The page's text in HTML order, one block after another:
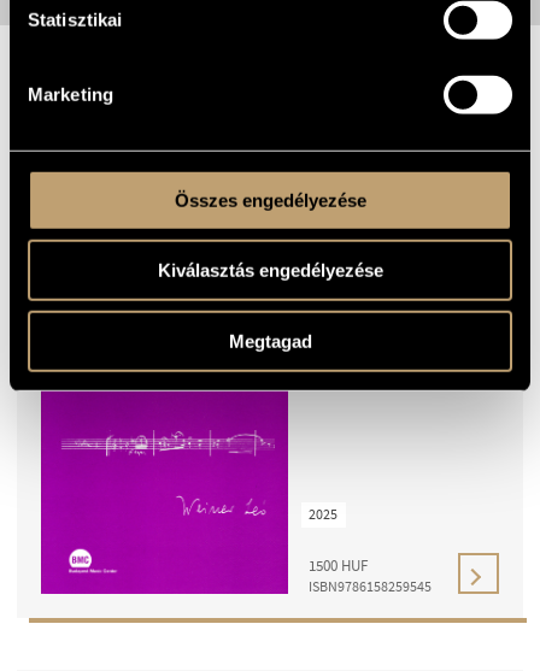
Statisztikai
Marketing
Összes engedélyezése
Kiválasztás engedélyezése
Megtagad
KIEMELT KIADVÁNYOK
KUSZ VERONIKA:
WEINER LEÓ
1500 HUF
ISBN9786158259545
2025